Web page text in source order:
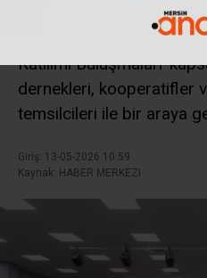
Büyükşehir Belediyesi
Sözümüz Var’ sloganıyla
Katılımı Buluşmaları’
dernekleri, kooperatifler
temsilcileri ile bir araya
Giriş: 13-05-2026 10:59
Kaynak: HABER MERKEZI